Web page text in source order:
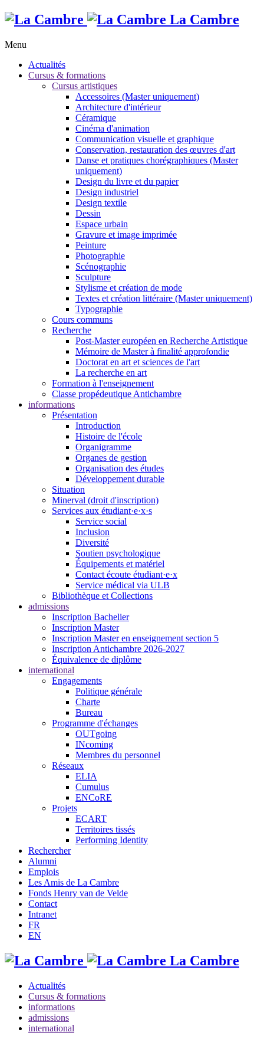
La Cambre
Menu
Actualités
Cursus & formations
Cursus artistiques
Accessoires (Master uniquement)
Architecture d'intérieur
Céramique
Cinéma d'animation
Communication visuelle et graphique
Conservation, restauration des œuvres d'art
Danse et pratiques chorégraphiques (Master
uniquement)
Design du livre et du papier
Design industriel
Design textile
Dessin
Espace urbain
Gravure et image imprimée
Peinture
Photographie
Scénographie
Sculpture
Stylisme et création de mode
Textes et création littéraire (Master uniquement)
Typographie
Cours communs
Recherche
Post-Master européen en Recherche Artistique
Mémoire de Master à finalité approfondie
Doctorat en art et sciences de l'art
La recherche en art
Formation à l'enseignement
Classe propédeutique Antichambre
informations
Présentation
Introduction
Histoire de l'école
Organigramme
Organes de gestion
Organisation des études
Développement durable
Situation
Minerval (droit d'inscription)
Services aux étudiant·e·x·s
Service social
Inclusion
Diversité
Soutien psychologique
Équipements et matériel
Contact écoute étudiant·e·x
Service médical via ULB
Bibliothèque et Collections
admissions
Inscription Bachelier
Inscription Master
Inscription Master en enseignement section 5
Inscription Antichambre 2026-2027
Équivalence de diplôme
international
Engagements
Politique générale
Charte
Bureau
Programme d'échanges
OUTgoing
INcoming
Membres du personnel
Réseaux
ELIA
Cumulus
ENCoRE
Projets
ECART
Territoires tissés
Performing Identity
Rechercher
Alumni
Emplois
Les Amis de La Cambre
Fonds Henry van de Velde
Contact
Intranet
FR
EN
La Cambre
Actualités
Cursus & formations
informations
admissions
international